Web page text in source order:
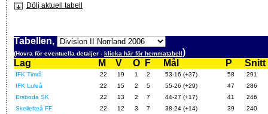
Dölj aktuell tabell
Tabellen,
(Hovra för eventuella detaljer - klicka här för hemmatabell)
Lag
M V O F Mål P Snitt
IFK Timrå 22 19 1 2 53-16 (+37) 58
291
IFK Luleå
22 15 2 5 55-26 (+29) 47
286
Ersboda SK
22 13 2 7 44-27 (+17) 41
246
Skellefteå FF
22 12 3 7 38-24 (+14) 39
240